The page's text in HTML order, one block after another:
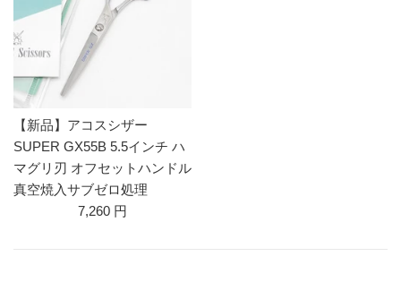
【新品】アコスシザー
SUPER GX55B 5.5インチ ハ
マグリ刃 オフセットハンドル
真空焼入サブゼロ処理
7,260 円